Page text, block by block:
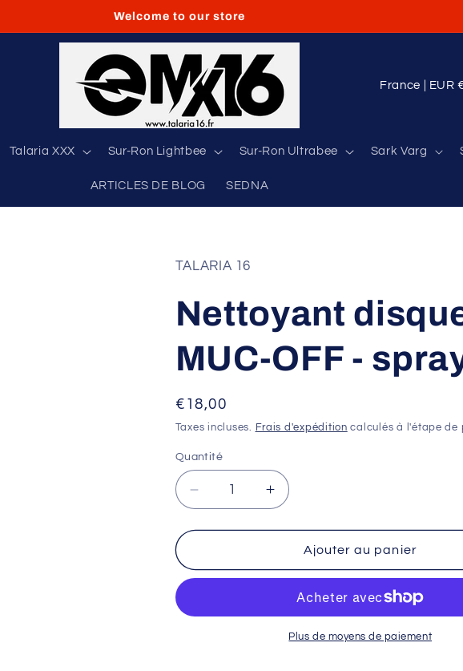
Welcome to our store
Talaria XXX Sur-Ron Lightbee Sur-Ron Ultrabee Sark Varg
ARTICLES DE BLOG SEDNA
P
s
r
o
n
France
TALARIA 16
Nettoyant
MUC-OFF -
Prix
habituel
€18,00
Taxes incluses. Frais d'expédition calculés à l'étape de
Quantité
Réduire
la
quantité
Nettoyant
frein
Augmenter
la
quantité
Nettoyant
frein
MUC-
Ajouter au panier
Plus de moyens de paiement